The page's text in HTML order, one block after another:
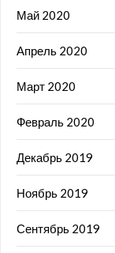
Май 2020
Апрель 2020
Март 2020
Февраль 2020
Декабрь 2019
Ноябрь 2019
Сентябрь 2019